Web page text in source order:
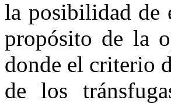
la posibilidad de
propósito de la
donde el criterio
de los